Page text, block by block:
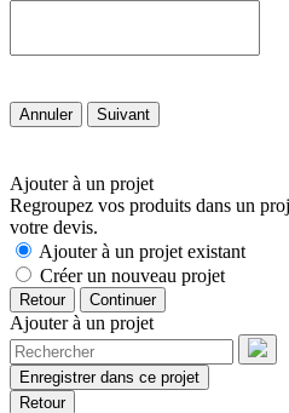
Annuler Suivant
Ajouter à un projet
Regroupez vos produits dans un
votre devis.
Ajouter à un projet existant
Créer un nouveau projet
Retour Continuer
Ajouter à un projet
Enregistrer dans ce projet
Retour